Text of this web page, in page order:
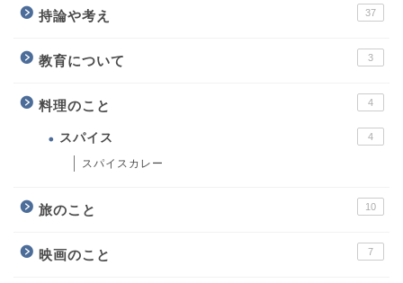
持論や考え 37
教育について 3
料理のこと 4
スパイス 4
スパイスカレー
旅のこと 10
映画のこと 7